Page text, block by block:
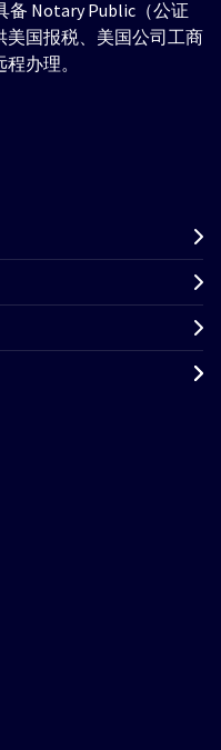
备 Notary Public（公证
美国报税、美国公司工商
办理。